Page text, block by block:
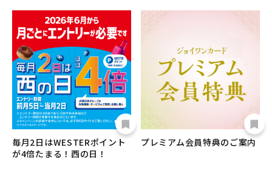
毎月2日はWESTERポイント
が4倍たまる！西の日！
プレミアム会員特典のご案内